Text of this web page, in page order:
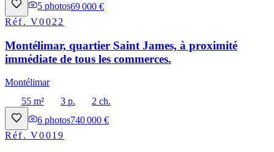
5 photos69 000 €
Réf.V0022
Montélimar, quartier Saint James, à proximité
immédiate de tous les commerces.
Montélimar
55 m²
3 p.
2 ch.
6 photos740 000 €
Réf.V0019